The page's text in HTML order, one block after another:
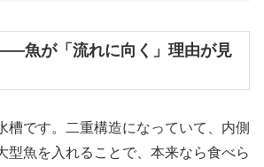
魚が「流れに向く」理由が見
槽です。二重構造になっていて、内側
型魚を入れることで、本来なら食べら